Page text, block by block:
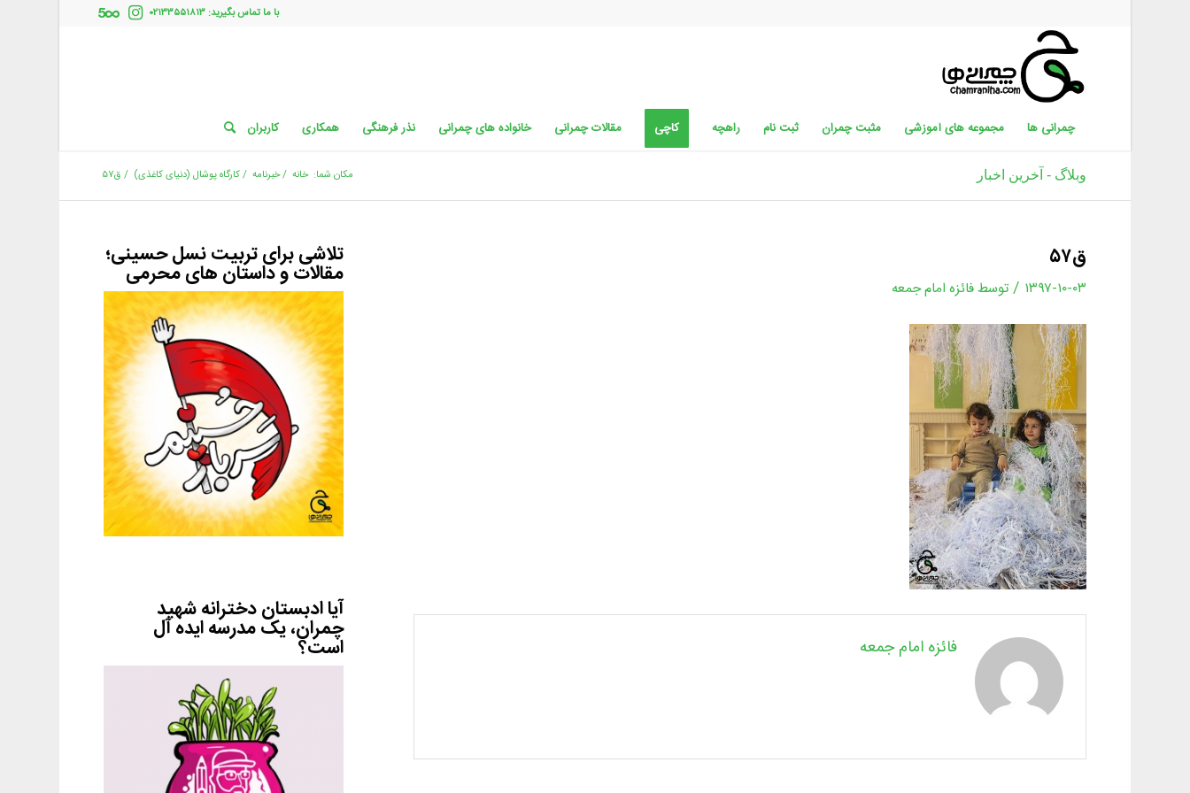
با ما تماس بگیرید: ۰۲۱۳۳۵۵۱۸۱۳
چمرانی ها مجموعه های آموزشی مثبت چمران ثبت نام راهچه کاچی مقالات چمرانی خانواده های چمرانی نذر فرهنگی همکاری کاربران
وبلاگ - آخرین اخبار مکان شما: خانه /خبرنامه /كارگاه پوشال (دنیای کاغذی) / ق۵۷
ق۵۷
۱۳۹۷-۱۰-۰۳ / توسطفائزه امام جمعه
فائزه امام جمعه
تلاشی برای تربیت نسل حسینی؛
مقالات و داستان های محرمی
آیا ادبستان دخترانه شهید
چمران، یک مدرسه ایده آل
است؟